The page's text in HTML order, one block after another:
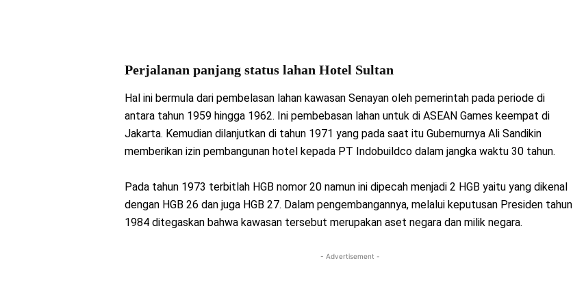
Perjalanan panjang status lahan Hotel Sultan
Hal ini bermula dari pembelasan lahan kawasan Senayan oleh pemerintah pada periode di
antara tahun 1959 hingga 1962. Ini pembebasan lahan untuk di ASEAN Games keempat di
Jakarta. Kemudian dilanjutkan di tahun 1971 yang pada saat itu Gubernurnya Ali Sandikin
memberikan izin pembangunan hotel kepada PT Indobuildco dalam jangka waktu 30 tahun.
Pada tahun 1973 terbitlah HGB nomor 20 namun ini dipecah menjadi 2 HGB yaitu yang dikenal
dengan HGB 26 dan juga HGB 27. Dalam pengembangannya, melalui keputusan Presiden tahun
1984 ditegaskan bahwa kawasan tersebut merupakan aset negara dan milik negara.
- Advertisement -